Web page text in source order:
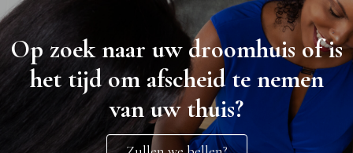
Op zoek naar uw droomhuis of is
het tijd om afscheid te nemen
van uw thuis?